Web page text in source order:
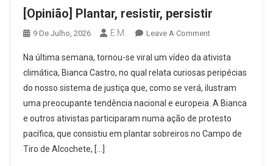
[Opinião] Plantar, resistir, persistir
9 De Julho, 2026 E.M. Leave A CommentOn
Plantar,
Resistir,
Persistir
Na última semana, tornou-se viral um vídeo da ativista
climática, Bianca Castro, no qual relata curiosas peripécias
do nosso sistema de justiça que, como se verá, ilustram
uma preocupante tendência nacional e europeia. A Bianca
e outros ativistas participaram numa ação de protesto
pacífica, que consistiu em plantar sobreiros no Campo de
Tiro de Alcochete, […]